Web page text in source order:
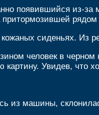
появившийся из-за
притормозившей
сиденьях. Из
человек в
картину. Увидев, что
из машины,